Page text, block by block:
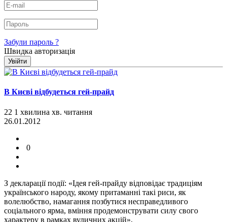
Забули пароль ?
Швидка авторизація
Увійти
В Києві відбудеться гей-прайд
22 1 хвилина хв. читання
26.01.2012
0
З декларації події: «Ідея гей-прайду відповідає традиціям
українського народу, якому притаманні такі риси, як
волелюбство, намагання позбутися несправедливого
соціального ярма, вміння продемонструвати силу свого
характеру в рамках вуличних акцій».